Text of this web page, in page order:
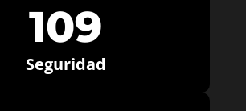
109
Seguridad